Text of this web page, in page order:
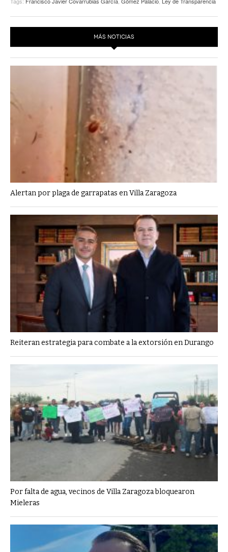
MÁS NOTICIAS
Alertan por plaga de garrapatas en Villa Zaragoza
Reiteran estrategia para combate a la extorsión en Durango
Por falta de agua, vecinos de Villa Zaragoza bloquearon
Mieleras